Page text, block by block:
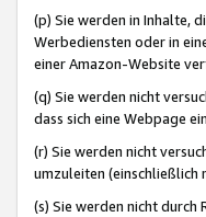
(p) Sie werden in Inhalte,
Werbediensten oder in
einer Amazon-Website
(q) Sie werden nicht
dass sich eine Webpage
(r) Sie werden nicht
umzuleiten
(s) Sie werden nicht